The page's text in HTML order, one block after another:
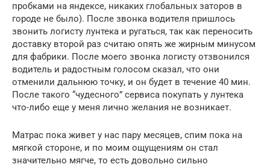
пробками на яндексе, никаких глобальных заторов в
городе не было). После звонка водителя пришлось
звонить логисту лунтека и ругаться, так как переносить
доставку второй раз считаю опять же жирным минусом
для фабрики. После моего звонка логисту отзвонился
водитель и радостным голосом сказал, что они
отменили дальнюю точку, и он будет в течение 40 мин.
После такого “чудесного” сервиса покупать у лунтека
что-либо еще у меня лично желания не возникает.
Матрас пока живет у нас пару месяцев, спим пока на
мягкой стороне, и по моим ощущениям он стал
значительно мягче, то есть довольно сильно